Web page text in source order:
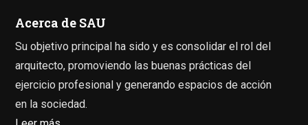
Acerca de SAU
Su objetivo principal ha sido y es consolidar el rol del
arquitecto, promoviendo las buenas prácticas del
ejercicio profesional y generando espacios de acción
en la sociedad.